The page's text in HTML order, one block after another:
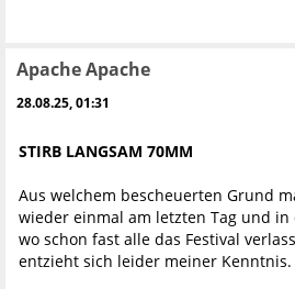
Apache Apache
28.08.25, 01:31
STIRB LANGSAM 70MM
Aus welchem bescheuerten Grund
wieder einmal am letzten Tag und
wo schon fast alle das Festival
entzieht sich leider meiner Kenntnis.